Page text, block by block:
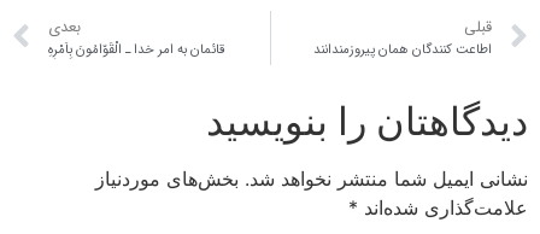
همان پيروزمندانند قائمان به امر خدا ـ الْقَوّامُونَ بِاَمْرِهِ
را بنویسید
شما منتشر نخواهد شد. بخش‌های موردنیاز
شده‌اند*